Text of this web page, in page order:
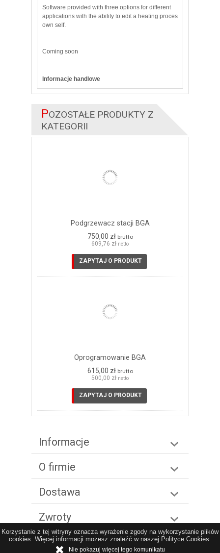
Software provided with three options for different
applications with the ability to edit a heating proces
own self.
Coming soon
Informacje handlowe
POZOSTAŁE PRODUKTY Z
KATEGORII
Podgrzewacz stacji BGA
750,00 zł brutto
609,76 zł netto
ZAPYTAJ O PRODUKT
Oprogramowanie BGA
615,00 zł brutto
500,00 zł netto
ZAPYTAJ O PRODUKT
Informacje
O firmie
Dostawa
Zwroty
Sklep internetowy shopGold
Korzystanie z tej witryny oznacza wyrażenie zgody na wykorzystanie plików
cookies. Więcej informacji możesz znaleźć w naszej Polityce Cookies.
Nie pokazuj więcej tego komunikatu